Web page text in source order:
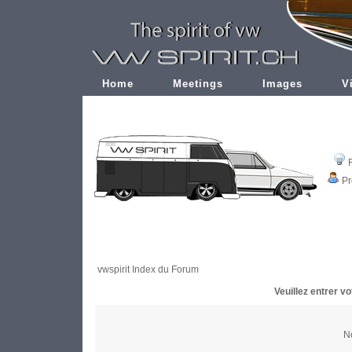
Home Meetings Images
vwspirit Index du Forum
Veuillez entrer